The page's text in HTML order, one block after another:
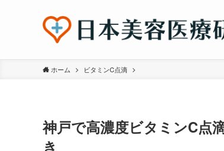
ホーム ビタミンC点滴
神戸で高濃度ビタミンC点
き